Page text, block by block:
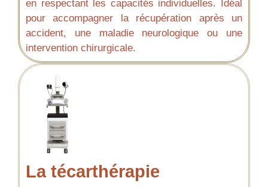
en respectant les capacités individuelles. Idéal
pour accompagner la récupération après un
accident, une maladie neurologique ou une
intervention chirurgicale.
La técarthérapie